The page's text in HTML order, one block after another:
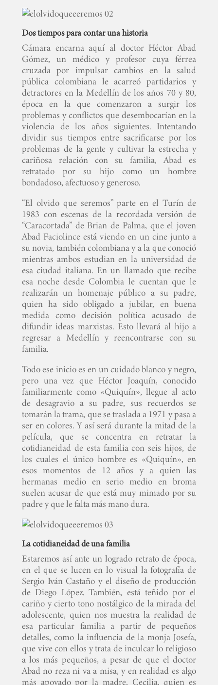
Dos tiempos para contar una historia
Cámara encarna aquí al doctor Héctor Abad
Gómez, un médico y profesor cuya férrea
cruzada por impulsar cambios en la salud
pública colombiana le acarreó partidarios y
detractores en la Medellín de los años 70 y 80,
época en la que comenzaron a surgir los
problemas y conflictos que desembocarían en la
violencia de los años siguientes. Intentando
dividir sus tiempos entre sacrificarse por los
problemas de la gente y cultivar la estrecha y
cariñosa relación con su familia, Abad es
retratado por su hijo como un hombre
bondadoso, afectuoso y generoso.
“El olvido que seremos” parte en el Turín de
1983 con escenas de la recordada versión de
“Caracortada” de Brian de Palma, que el joven
Abad Faciolince está viendo en un cine junto a
su novia, también colombiana y a la que conoció
mientras ambos estudian en la universidad de
esa ciudad italiana. En un llamado que recibe
esa noche desde Colombia le cuentan que le
realizarán un homenaje público a su padre,
quien ha sido obligado a jubilar, en buena
medida como decisión política acusado de
difundir ideas marxistas. Esto llevará al hijo a
regresar a Medellín y reencontrarse con su
familia.
Todo ese inicio es en un cuidado blanco y negro,
pero una vez que Héctor Joaquín, conocido
familiarmente como «Quiquín», llegue al acto
de desagravio a su padre, sus recuerdos se
tomarán la trama, que se traslada a 1971 y pasa a
ser en colores. Y así será durante la mitad de la
película, que se concentra en retratar la
cotidianeidad de esta familia con seis hijos, de
los cuales el único hombre es «Quiquín», en
esos momentos de 12 años y a quien las
hermanas medio en serio medio en broma
suelen acusar de que está muy mimado por su
padre y que le falta más mano dura.
La cotidianeidad de una familia
Estaremos así ante un logrado retrato de época,
en el que se lucen en lo visual la fotografía de
Sergio Iván Castaño y el diseño de producción
de Diego López. También, está teñido por el
cariño y cierto tono nostálgico de la mirada del
adolescente, quien nos muestra la realidad de
esa particular familia a partir de pequeños
detalles, como la influencia de la monja Josefa,
que vive con ellos y trata de inculcar lo religioso
a los más pequeños, a pesar de que el doctor
Abad no reza ni va a misa, y en realidad es algo
más apoyado por la madre, Cecilia, quien es